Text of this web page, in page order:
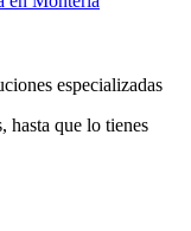
especializadas
hasta que lo tienes